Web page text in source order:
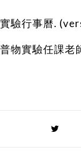
驗行事曆.
物實驗任課老